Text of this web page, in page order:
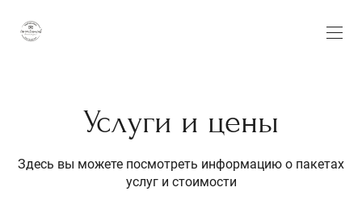
Услуги и цены
Здесь вы можете посмотреть информацию о пакетах
услуг и стоимости